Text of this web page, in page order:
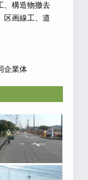
、構造物撤去
区画線工、道
企業体